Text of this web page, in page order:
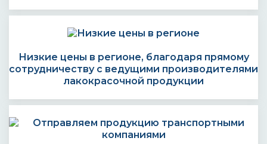
Низкие цены в регионе, благодаря прямому
сотрудничеству с ведущими производителями
лакокрасочной продукции